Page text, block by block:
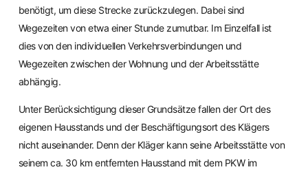
benötigt, um diese Strecke zurückzulegen. Dabei sind
Wegezeiten von etwa einer Stunde zumutbar. Im Einzelfall ist
dies von den individuellen Verkehrsverbindungen und
Wegezeiten zwischen der Wohnung und der Arbeitsstätte
abhängig.
Unter Berücksichtigung dieser Grundsätze fallen der Ort des
eigenen Hausstands und der Beschäftigungsort des Klägers
nicht auseinander. Denn der Kläger kann seine Arbeitsstätte von
seinem ca. 30 km entfernten Hausstand mit dem PKW im